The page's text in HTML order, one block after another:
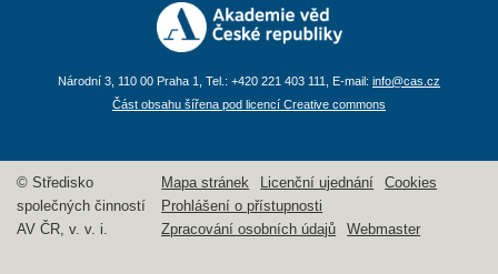
Národní 3, 110 00 Praha 1, Tel.: +420 221 403 111, E-mail: info@cas.cz
Část obsahu šířena pod licencí Creative commons
© Středisko
společných činností
AV ČR, v. v. i.
Mapa stránek Licenční ujednání
Cookies
Prohlášení o přístupnosti
Zpracování osobních údajů
Webmaster